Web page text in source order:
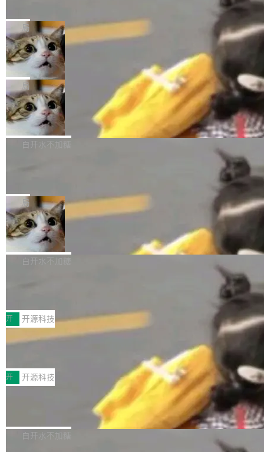
Harness 负责把能力落到真实环境中——调用工
具、读写文件、管理上下文、处理错误、完成闭
环。崔添翼招人的标...
理解、推理、生成与编辑，还仅以 8B-MoT 的轻
量大小，将能力推进到4K、更精细的真实质感、
更复杂的视觉控制和可持续迭代编辑。 相比 U
1，U1.5-Lite-Preview 在以下方向上带来了显著
提升： 原生支持4K图像生成； 更精细的局部纹
理、细节与真实世界质感； 更准确的中英文文字
生成与复杂版式组织； 更稳定的图...
nap。这次是 hwctl——一个用来检查 Ubuntu
硬件认证状态的命令行工具。 Canonical 工程师
Alan Griffiths 在邮件列表中说得很直白：「hwc
tl 是一个 Ubuntu 专有的包，它和它的依赖项都
是 Ubuntu 专有的，不会用在其他发行版上。」
所以 deb 版本的受众实际上为零。既然只有 Ub
untu 用户在用，那用 snap 打包就没什么可纠结
的。 从 deb 到 snap 的迁移路径 hwctl 是 rust-
hwlib 硬件 API 库的一部分，命令行工具负责查
局
Dario Amodei 担心新人来 Anthropic
只为金钱，不为使命
顶级 AI 研究员在两家公司之间来回跳，中间只
隔了几天。 Lilian Weng 上周刚宣布因健康原因
离开 Thinking Machines Lab，说自己作为联合
创始人的角色「太累了」。几天后，The Inform
ation 就曝出她将重回 OpenAI，负责递归自我
改进方向的研究。她是 Thinking Machines 过
一在人才争夺战中失血的公司。六月，Google
连失两员大将：Noam Shazeer 去了 Op...
局
FFmpeg 9.0 发布
FFmpeg 9.0 现已发布，包含多项改进。官方更
新日志列出的 9.0 版本主要更新内容如下： 扩
er HE-AAC 960 解码 (DAB+) transpose_cuda
filter 添加 AMF Frame Rate Converter (vf_frc
_amf) filter SMPTE 2094-50 元数据支持和直
通 ProRes RAW VideoToolbox 硬件加速器 AP
V ...
白开水不加糖
Code 在 X 上发帖：「DeepSeek Flash did 8T
tokens on August 1st. 5T of free usage + 3T
on OpenCode Go.」79.8 万次浏览，连带着 #
DeepSeek一天消耗了8万亿# 上了微博热搜——
注意这是 OpenCode 一家的消耗。 OpenCode
不完。」5T 来自免费额度，3T 来自 Go...
局
NetBSD 11.0 正式发布
NetBSD 11.0 现已正式发布，这是 NetBSD 操
作系统的第十八个主要版本。 自 NetBSD 10.1
ve JH71XX 的设备，例如 VisionFive 2、PINE
64 STAR64，以及 QEMU。 增强了对 POSIX.1
-2024 和 C23 编程接口标准的兼容性。 compat
_linux(8) 增强了对 Linux 系统调用的支持，包
括 epoll（围绕 kqueue 实现）、POSIX 消息队
列、...
白开水不加糖
案
享会在上海举办。鸿蒙生态的全场景智慧营销平
台鲸鸿动能协同华为游戏中心，面向游戏行业开
发者及生态伙伴，系统呈现了平台在游戏领域的
完整能力版图——从IAP高价值用户的全周期经
营、到IAA游戏的“买变一体”正循环、再到联运与
广告协同的全链路经营闭环，以及面向全球市场
的出海增长布局。 华为终端云业务商业化销售负
责人在开场致辞中表示，游戏开发者的核心诉求
已不再是“多一个投放渠道”，而是一套能够持续
开 开源科技
技嘉X3D系列再添新成员 B850 AORU
面向AMD Ryzen X3D处理器玩家，技嘉X3D系
列主板阵容迎来新成员——B850 AORUS ELITE
X3D。作为面向主流高性能平台打造的全新主板
产品，B850 AORUS ELITE X3D延续技嘉在X3
D平台优化上的技术积累，旨在为游戏玩家带来
更稳定、更高效的装机选择。 B850 AORUS ELI
开 开源科技
Zadig v5.0 发布：AI 发布专员与 AI 审
我们团队这几天最大的卡点不是 AI 写得不够
好，是 AI 写得太好了。 好到审查排期从两天的
白开水不加糖